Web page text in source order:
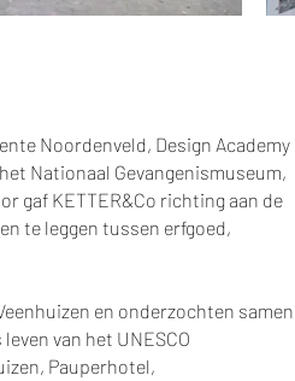
Noordenveld, Design Academy
Nationaal Gevangenismuseum,
gaf KETTER&Co richting aan de
te leggen tussen erfgoed,
en onderzochten samen
van het UNESCO
Pauperhotel,